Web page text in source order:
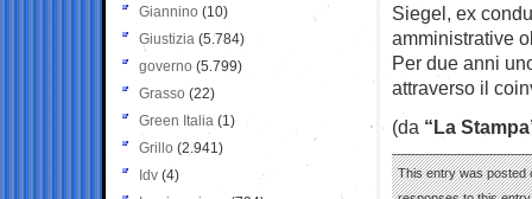
Siegel, ex
amministrative
Per due anni
attraverso il
(da “La
This entry was posted
Giannino (10)
Giustizia (5.784)
governo (5.799)
Grasso (22)
Green Italia (1)
Grillo (2.941)
Idv (4)